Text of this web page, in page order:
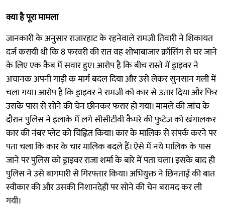
क्या है पूरा मामला
जानकारी के अनुसार राजारहाट के रहनेवाले रामजी तिवारी ने शिकायत
दर्ज करायी थी कि 8 फरवरी की रात वह शोभाबाजार क्रॉसिंग से घर जाने
के लिए एक कैब में सवार हुए। आरोप है कि बीच रास्ते में ड्राइवर ने
अचानक अपनी गाड़ी क मार्ग बदल दिया और उसे लेकर सुनसान गली में
चला गया। आरोप है कि ड्राइवर ने रामजी को कार से उतार दिया और फिर
उसके पास से सोने की चेन छीनकर फरार हो गया। मामले की जांच के
दौरान पुलिस ने इलाके में लगे सीसीटीवी कैमरे की फुटेज को खंगालकर
कार की नंबर प्लेट को चिह्नित किया। कार के मालिक से संपर्क करने पर
पता चला कि कार के चार मालिक बदले हैं। ऐसे में नये मालिक के पास
जाने पर पुलिस को ड्राइवर राजा शर्मा के बारे में पता चला। इसके बाद ही
पुलिस ने उसे बागमारी सेे गिरफ्तार किया। अभियुक्त ने छिनताई की बात
स्वीकार की और उसकी निशानदेही पर सोने की चेन बरामद कर ली
गयी।